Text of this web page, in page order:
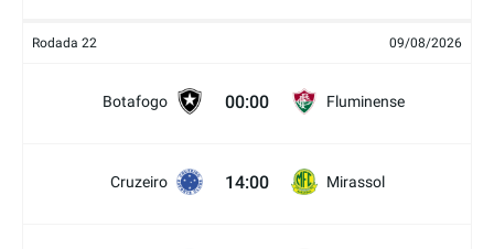
Rodada 22 09/08/2026
Botafogo 00:00 Fluminense
Cruzeiro 14:00 Mirassol